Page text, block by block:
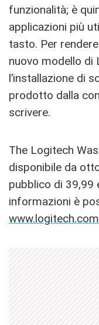
funzionalità; è
applicazioni più
tasto. Per
nuovo modello di
l’installazione di
prodotto dalla
scrivere.
The Logitech
disponibile da
pubblico di 39,99
informazioni è
www.logitech.com